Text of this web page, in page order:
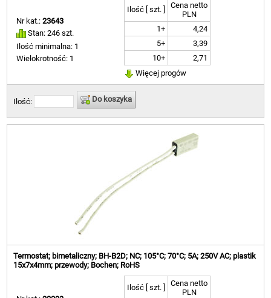
Nr kat.:23643
Stan: 246 szt.
Ilość minimalna: 1
Wielokrotność: 1
Ilość [ szt. ]
Cena netto
PLN
1+
4,24
5+
3,39
10+
2,71
Więcej progów
Ilość: Do koszyka
Termostat; bimetaliczny; BH-B2D; NC; 105°C; 70°C; 5A; 250V AC; plastik
15x7x4mm; przewody; Bochen; RoHS
Ilość [ szt. ]
Cena netto
PLN